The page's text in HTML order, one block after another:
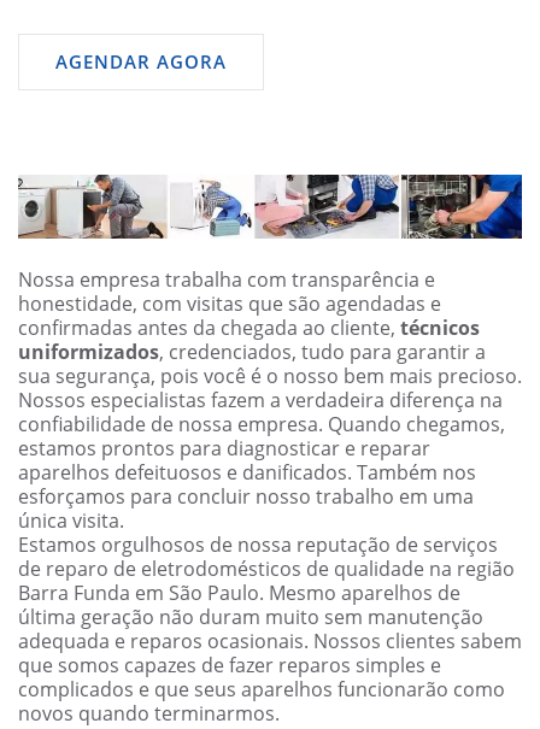
AGENDAR AGORA
Nossa empresa trabalha com transparência e
honestidade, com visitas que são agendadas e
confirmadas antes da chegada ao cliente, técnicos
uniformizados, credenciados, tudo para garantir a
sua segurança, pois você é o nosso bem mais precioso.
Nossos especialistas fazem a verdadeira diferença na
confiabilidade de nossa empresa. Quando chegamos,
estamos prontos para diagnosticar e reparar
aparelhos defeituosos e danificados. Também nos
esforçamos para concluir nosso trabalho em uma
única visita.
Estamos orgulhosos de nossa reputação de serviços
de reparo de eletrodomésticos de qualidade na região
Barra Funda em São Paulo. Mesmo aparelhos de
última geração não duram muito sem manutenção
adequada e reparos ocasionais. Nossos clientes sabem
que somos capazes de fazer reparos simples e
complicados e que seus aparelhos funcionarão como
novos quando terminarmos.